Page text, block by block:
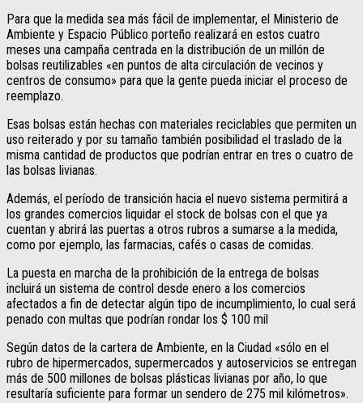
Para que la medida sea más fácil de implementar, el Ministerio de
Ambiente y Espacio Público porteño realizará en estos cuatro
meses una campaña centrada en la distribución de un millón de
bolsas reutilizables «en puntos de alta circulación de vecinos y
centros de consumo» para que la gente pueda iniciar el proceso de
reemplazo.
Esas bolsas están hechas con materiales reciclables que permiten un
uso reiterado y por su tamaño también posibilidad el traslado de la
misma cantidad de productos que podrían entrar en tres o cuatro de
las bolsas livianas.
Además, el período de transición hacia el nuevo sistema permitirá a
los grandes comercios liquidar el stock de bolsas con el que ya
cuentan y abrirá las puertas a otros rubros a sumarse a la medida,
como por ejemplo, las farmacias, cafés o casas de comidas.
La puesta en marcha de la prohibición de la entrega de bolsas
incluirá un sistema de control desde enero a los comercios
afectados a fin de detectar algún tipo de incumplimiento, lo cual será
penado con multas que podrían rondar los $ 100 mil
Según datos de la cartera de Ambiente, en la Ciudad «sólo en el
rubro de hipermercados, supermercados y autoservicios se entregan
más de 500 millones de bolsas plásticas livianas por año, lo que
resultaría suficiente para formar un sendero de 275 mil kilómetros».